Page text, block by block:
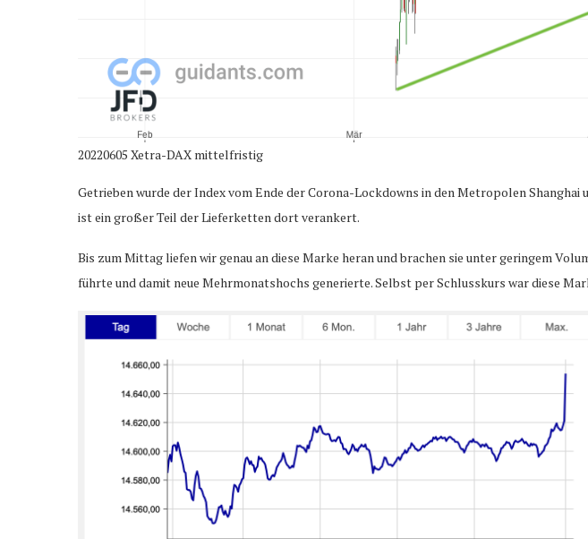
20220605 Xetra-DAX mittelfristig
Getrieben wurde der Index vom Ende der Corona-Lockdowns in den Metropolen
ist ein großer Teil der Lieferketten dort verankert.
Bis zum Mittag liefen wir genau an diese Marke heran und brachen sie unter geringem
führte und damit neue Mehrmonatshochs generierte. Selbst per Schlusskurs war diese